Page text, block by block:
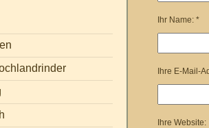
Ihr Name: *
Ihre E-Mail-
Ihre Website: